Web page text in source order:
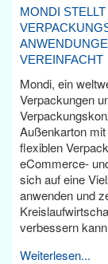
MONDI
VEREINFACHT
Mondi, ein
Verpackungen
Außenkarton
flexiblen
eCommerce-
sich auf eine
anwenden und
verbessern
Weiterlesen...